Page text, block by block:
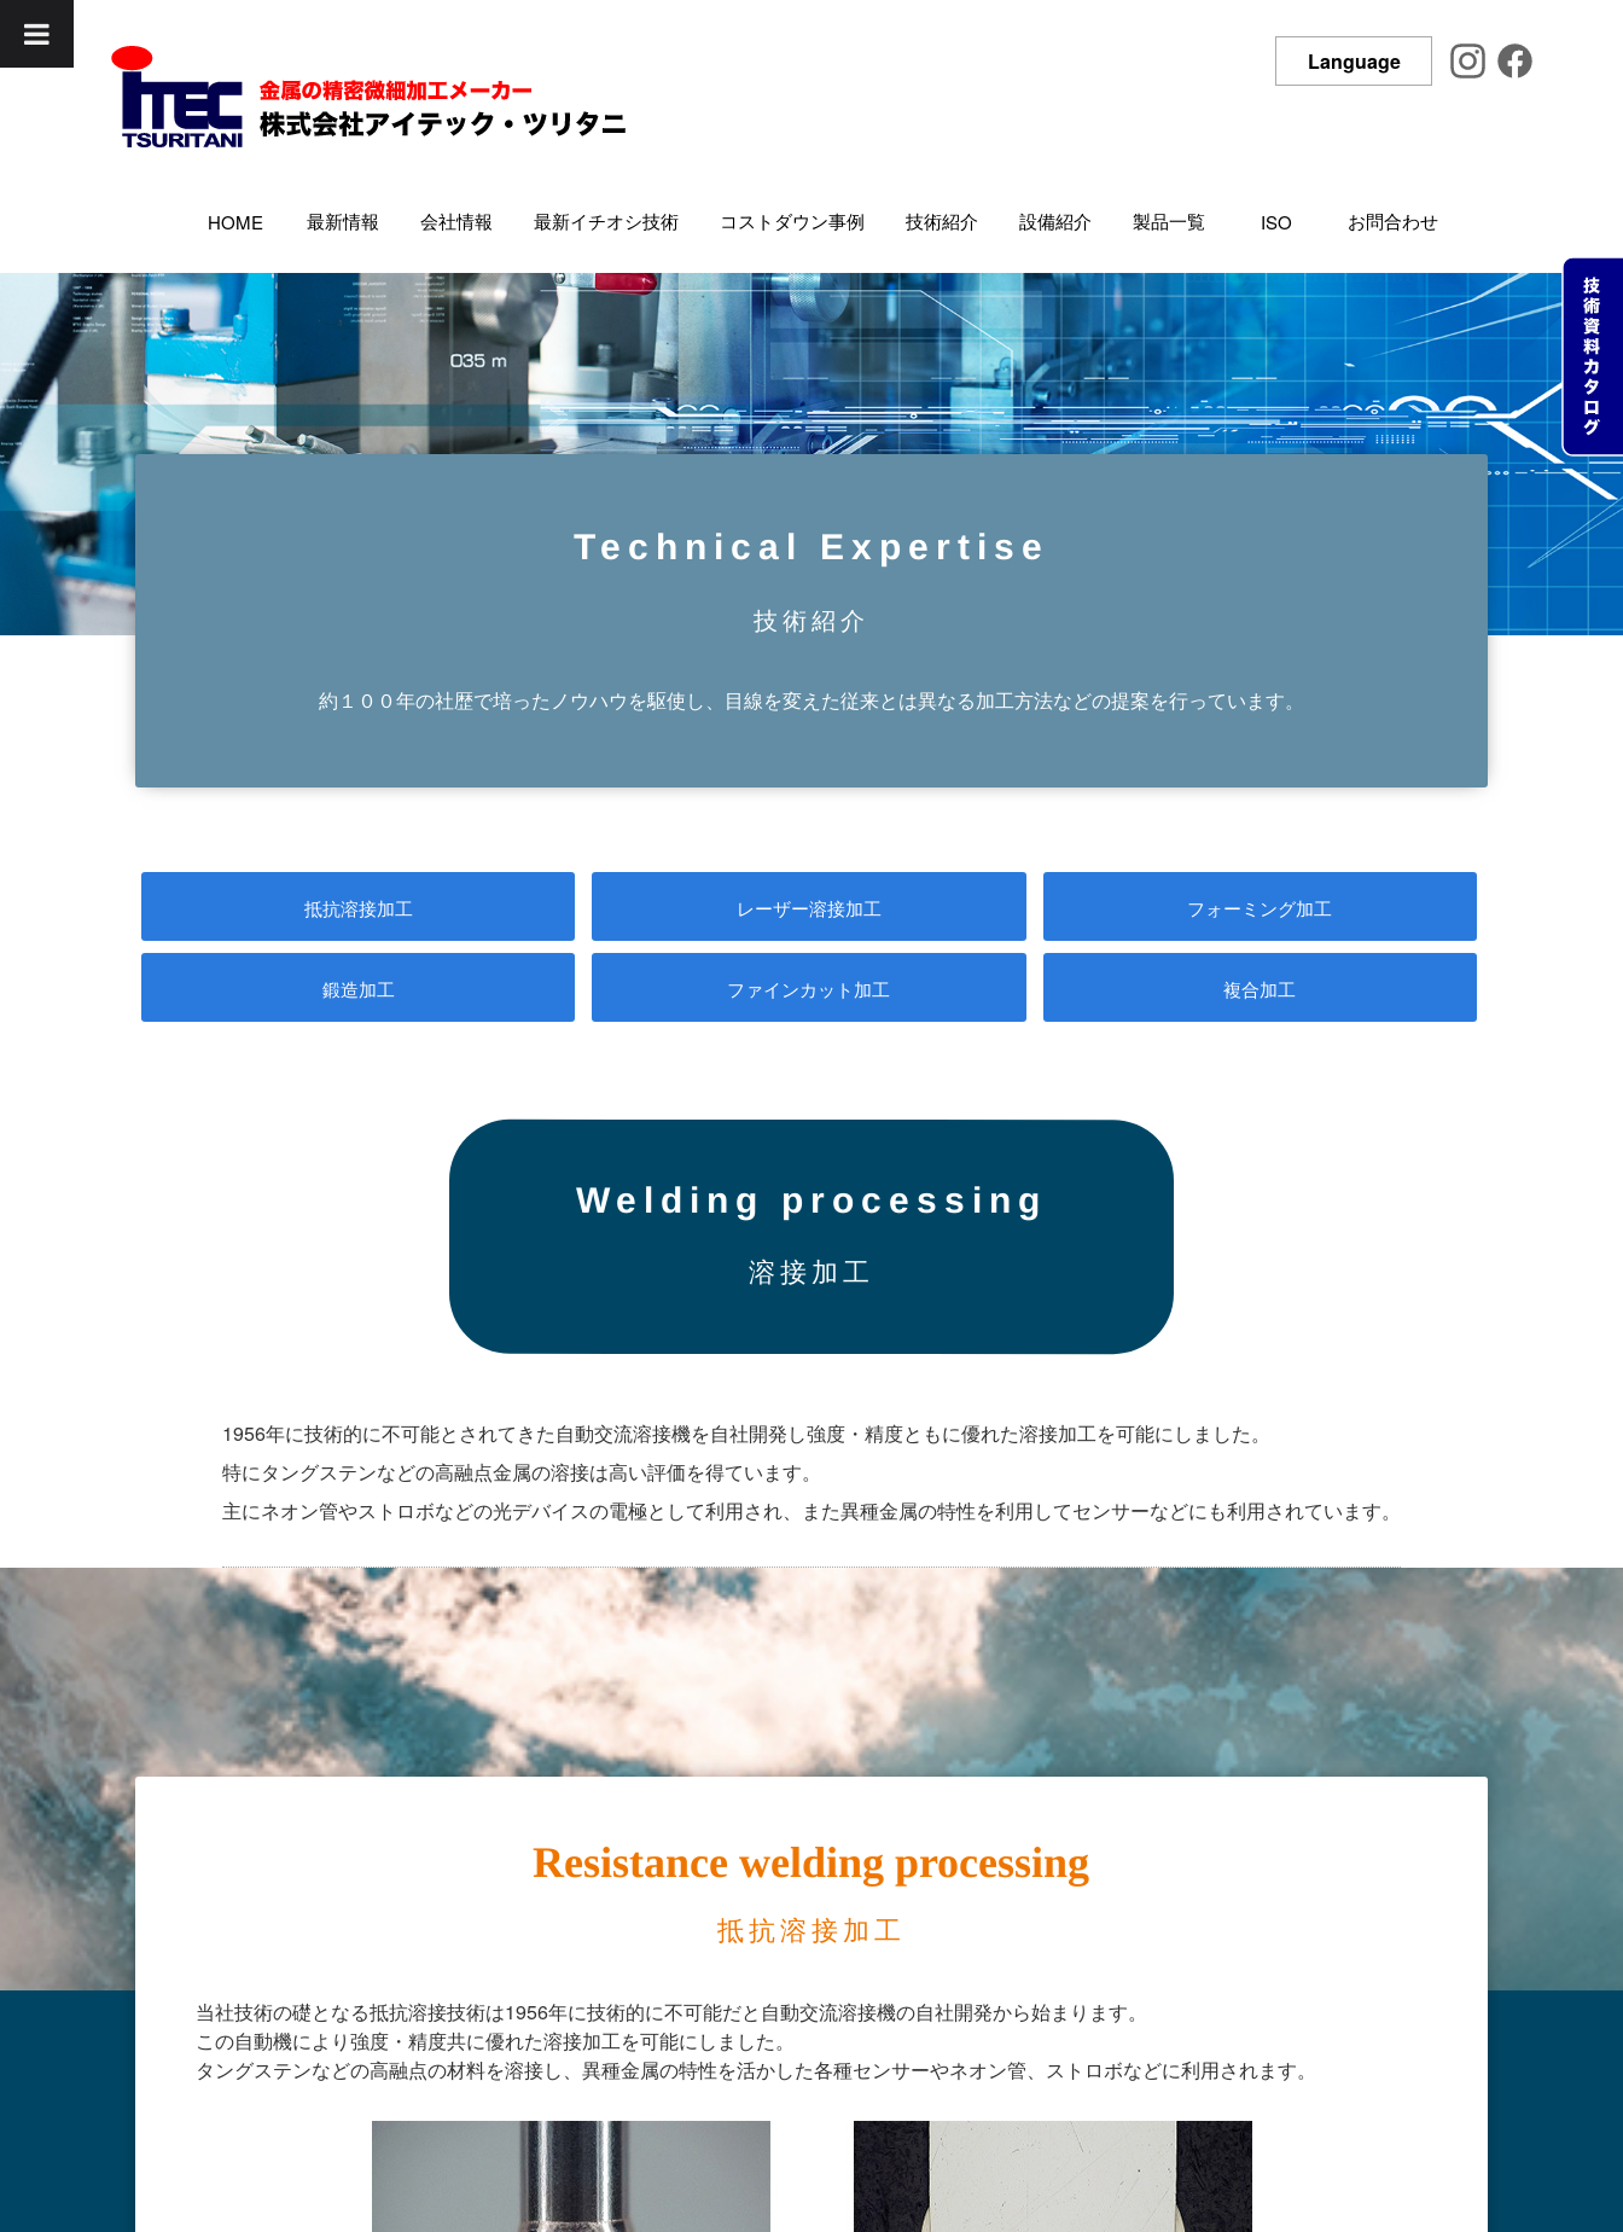
Language
HOME 最新情報 会社情報 最新イチオシ技術 コストダウン事例 技術紹介 設備紹介 製品一覧 ISO お問合わせ
Technical Expertise
技術紹介
約１００年の社歴で培ったノウハウを駆使し、目線を変えた従来とは異なる加工方法などの提案を行っています。
抵抗溶接加工 レーザー溶接加工 フォーミング加工
鍛造加工 ファインカット加工 複合加工
Welding processing
溶接加工
1956年に技術的に不可能とされてきた自動交流溶接機を自社開発し強度・精度ともに優れた溶接加工を可能にしました。
特にタングステンなどの高融点金属の溶接は高い評価を得ています。
主にネオン管やストロボなどの光デバイスの電極として利用され、また異種金属の特性を利用してセンサーなどにも利用されています。
Resistance welding processing
抵抗溶接加工
当社技術の礎となる抵抗溶接技術は1956年に技術的に不可能だと自動交流溶接機の自社開発から始まります。
この自動機により強度・精度共に優れた溶接加工を可能にしました。
タングステンなどの高融点の材料を溶接し、異種金属の特性を活かした各種センサーやネオン管、ストロボなどに利用されます。